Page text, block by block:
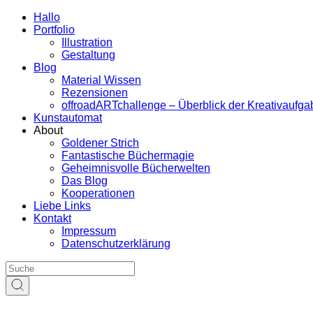
Hallo
Portfolio
Illustration
Gestaltung
Blog
Material Wissen
Rezensionen
offroadARTchallenge – Überblick der
Kunstautomat
About
Goldener Strich
Fantastische Büchermagie
Geheimnisvolle Bücherwelten
Das Blog
Kooperationen
Liebe Links
Kontakt
Impressum
Datenschutzerklärung